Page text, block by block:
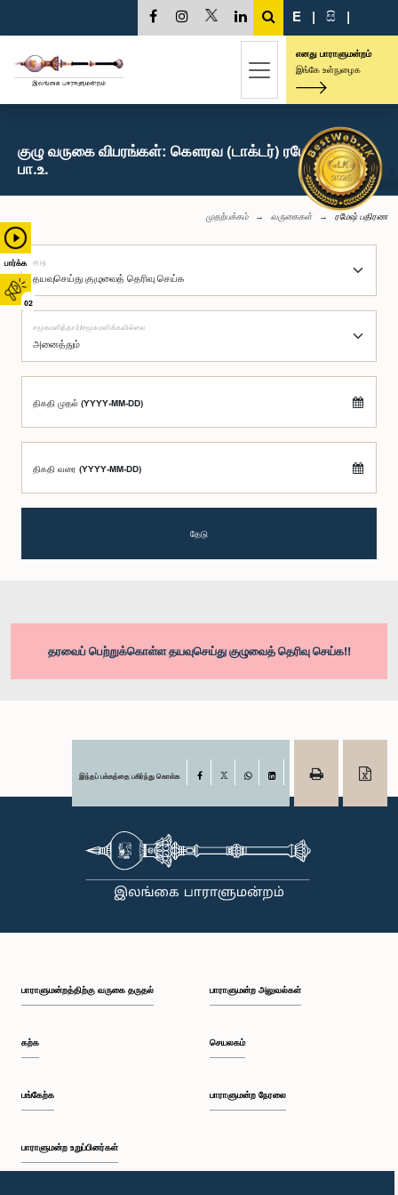
பார்க்க
02
E | සි |
எனது பாராளுமன்றம்
இங்கே உள்நுழைக
குழு வருகை விபரங்கள்: கௌரவ (டாக்டர்) ரமேஷ் பதிரண,
பா.உ.
முதற்பக்கம் வருகைகள் ரமேஷ் பதிரண
குழு
சமூகமளித்தார்/சமூகமளிக்கவில்லை
திகதி முதல் (YYYY-MM-DD)
திகதி வரை (YYYY-MM-DD)
தேடு
தரவைப் பெற்றுக்கொள்ள தயவுசெய்து குழுவைத் தெரிவு செய்க!!
இந்தப் பக்கத்தை பகிர்ந்து கொள்க Facebook
பாராளுமன்றத்திற்கு வருகை தருதல்
கற்க
பங்கேற்க
பாராளுமன்ற உறுப்பினர்கள்
பாராளுமன்ற அலுவல்கள்
செயலகம்
பாராளுமன்ற நேரலை